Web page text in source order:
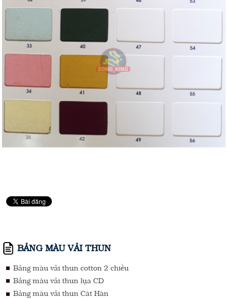
BẢNG MÀU VẢI THUN
Bảng màu vải thun cotton 2 chiều
Bảng màu vải thun lụa CD
Bảng màu vải thun Cát Hàn